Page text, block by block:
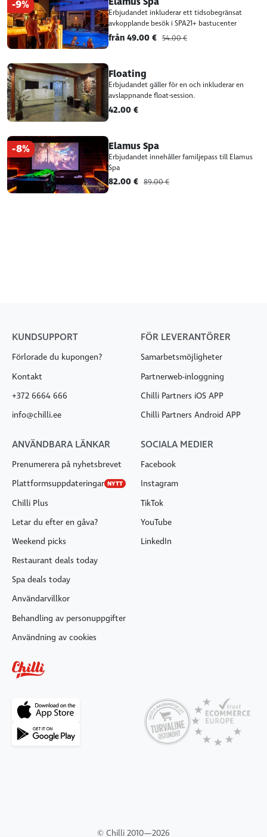
-9%
Erbjudandet inkluderar ett tidsobegränsat
avkopplande besök i SPA21+ bastucenter
från 49.00 € 54.00 €
Floating
Erbjudandet gäller för en och inkluderar en
avslappnande float-session.
42.00 €
-8% Elamus Spa
Erbjudandet innehåller familjepass till Elamus
Spa
82.00 € 89.00 €
KUNDSUPPORT
Förlorade du kupongen?
Kontakt
+372 6664 666
info@chilli.ee
FÖR LEVERANTÖRER
Samarbetsmöjligheter
Partnerweb-inloggning
Chilli Partners iOS APP
Chilli Partners Android APP
ANVÄNDBARA LÄNKAR
Prenumerera på nyhetsbrevet
Plattformsuppdateringar NYTT
Chilli Plus
Letar du efter en gåva?
Weekend picks
Restaurant deals today
Spa deals today
Användarvillkor
Behandling av personuppgifter
Användning av cookies
SOCIALA MEDIER
Facebook
Instagram
TikTok
YouTube
LinkedIn
© Chilli 2010—2026